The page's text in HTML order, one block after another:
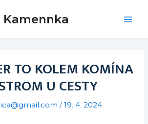
Kamennka
TO KOLEM KOMÍNA
U CESTY
/19. 4. 2024